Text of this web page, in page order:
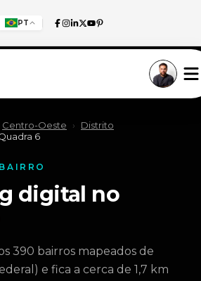
PT
Centro-Oeste ›
Distrito
6
digital no
390 bairros mapeados de
e fica a cerca de 1,7 km